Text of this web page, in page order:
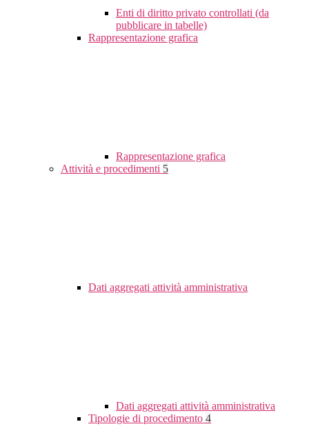
Enti di diritto privato controllati (da
pubblicare in tabelle)
Rappresentazione grafica
Rappresentazione grafica
Attività e procedimenti 5
Dati aggregati attività amministrativa
Dati aggregati attività amministrativa
Tipologie di procedimento 4